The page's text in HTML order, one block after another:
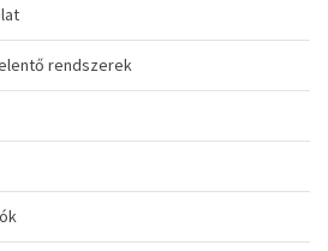
rendszerek